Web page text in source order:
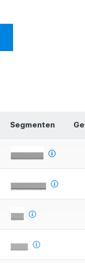
Segmenten